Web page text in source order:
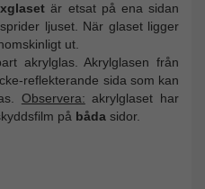
är etsat på ena sidan
ljuset. När glaset ligger
ut.
akrylglas. Akrylglasen från
reflekterande sida som kan
Observera: akrylglaset har
på båda sidor.